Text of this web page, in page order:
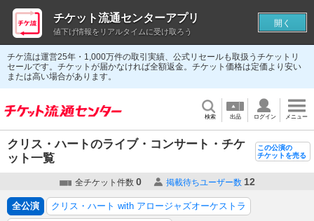
チケ流は運営25年・1,000万件の取引実績、公式リセールも取扱うチケットリ
セールです。チケットが届かなければ全額返金。チケット価格は定価より安い
または高い場合があります。
検索 出品 ログイン メニュー
クリス・ハートのライブ・コンサート・チケ
ット一覧
この公演の
チケットを売る
全チケット件数 0 掲載待ちユーザー数 12
全公演
クリス・ハート with アロージャズオーケストラ
チケット流通センターアプリ
値下げ情報をリアルタイムに受け取ろう
開く